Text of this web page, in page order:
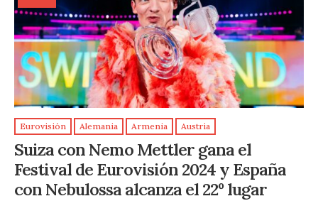
Eurovisión Alemania Armenia Austria
Suiza con Nemo Mettler gana el
Festival de Eurovisión 2024 y España
con Nebulossa alcanza el 22º lugar